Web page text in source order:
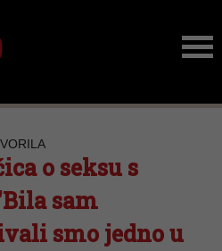
o seksu s
sam
smo jedno u